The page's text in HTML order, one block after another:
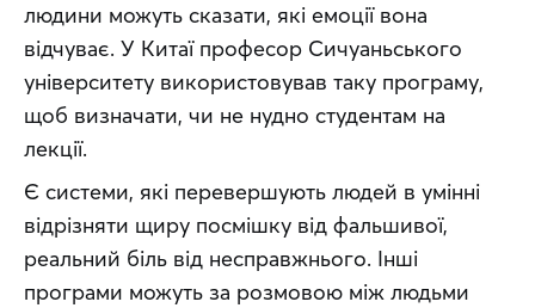
людини можуть сказати, які емоції вона
відчуває. У Китаї професор Сичуаньського
університету використовував таку програму,
щоб визначати, чи не нудно студентам на
лекції.
Є системи, які перевершують людей в умінні
відрізняти щиру посмішку від фальшивої,
реальний біль від несправжнього. Інші
програми можуть за розмовою між людьми